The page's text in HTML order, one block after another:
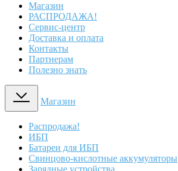
Магазин
РАСПРОДАЖА!
Сервис-центр
Доставка и оплата
Контакты
Партнерам
Полезно знать
Магазин
Распродажа!
ИБП
Батареи для ИБП
Свинцово-кислотные аккумуляторы
Зарядные устройства